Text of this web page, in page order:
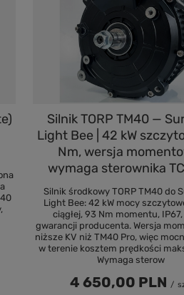
Silnik TORP TM40 —
Light Bee | 42 kW
Nm, wersja
wymaga sterownika
Silnik środkowy TORP TM40 do
Light Bee: 42 kW mocy
ciągłej, 93 Nm momentu,
gwarancji producenta. Wersja
niższe KV niż TM40 Pro, więc
w terenie kosztem prędkości
Wymaga sterow
4 650,00 PLN /